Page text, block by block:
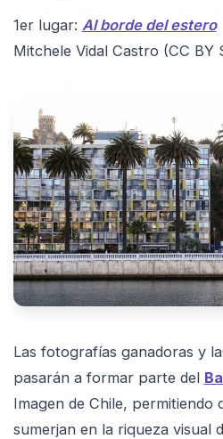
1er lugar: Al borde del estero
Mitchele Vidal Castro (CC BY
Las fotografías ganadoras y
pasarán a formar parte del
Imagen de Chile, permitiendo
sumerjan en la riqueza visual